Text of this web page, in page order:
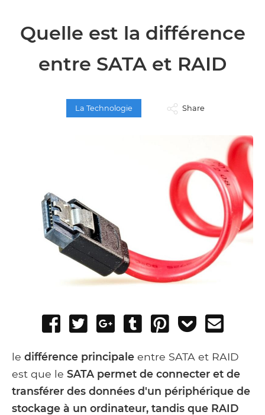
Quelle est la différence
entre SATA et RAID
La Technologie Share
Share
Facebook
Tweet
Share
Google+
Post
Tumblr
Pin
Add
Pocket
le différence principale entre SATA et RAID
est que le SATA permet de connecter et de
transférer des données d'un périphérique de
stockage à un ordinateur, tandis que RAID